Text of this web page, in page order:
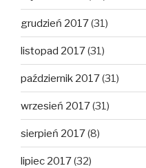
grudzień 2017(31)
listopad 2017(31)
październik 2017(31)
wrzesień 2017(31)
sierpień 2017(8)
lipiec 2017(32)